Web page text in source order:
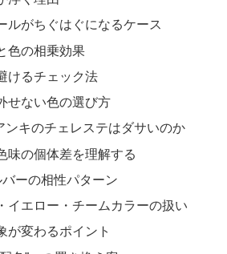
ルがちぐはぐになるケース
色の相乗効果
けるチェック法
せない色の選び方
キのチェレステはダサいのか
味の個体差を理解する
ーの相性パターン
イエロー・チームカラーの扱い
が変わるポイント